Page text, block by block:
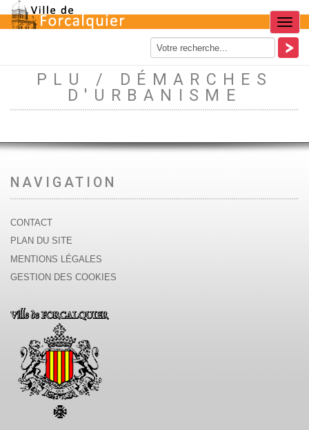
PLU / DÉMARCHES
D'URBANISME
NAVIGATION
CONTACT
PLAN DU SITE
MENTIONS LÉGALES
GESTION DES COOKIES
Menu